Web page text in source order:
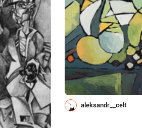
aleksandr__celt